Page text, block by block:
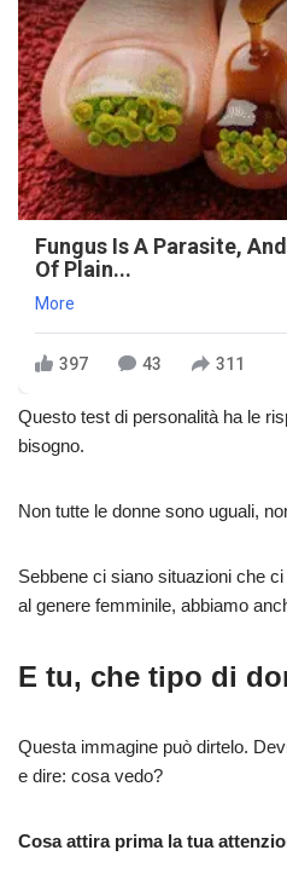
Fungus Is A Parasite,
Of Plain...
More
397 43 311
Questo test di personalità ha le
bisogno.
Non tutte le donne sono uguali,
Sebbene ci siano situazioni che
al genere femminile, abbiamo
E tu, che tipo di
Questa immagine può dirtelo.
e dire: cosa vedo?
Cosa attira prima la tua